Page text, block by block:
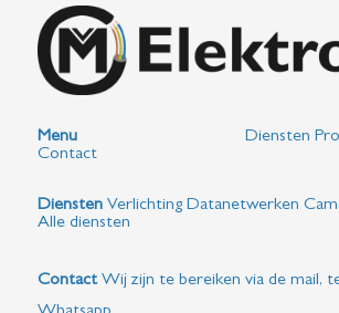
Menu Diensten
Contact
Diensten Verlichting Datanetwerken
Alle diensten
ContactWij zijn te bereiken via de mail,